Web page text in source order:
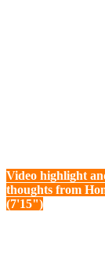
Video highlight
thoughts from
(7'15")